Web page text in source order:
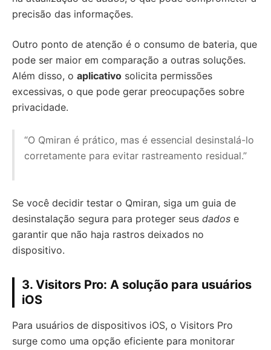
precisão das informações.
Outro ponto de atenção é o consumo de bateria, que
pode ser maior em comparação a outras soluções.
Além disso, o aplicativo solicita permissões
excessivas, o que pode gerar preocupações sobre
privacidade.
“O Qmiran é prático, mas é essencial desinstalá-lo
corretamente para evitar rastreamento residual.”
Se você decidir testar o Qmiran, siga um guia de
desinstalação segura para proteger seus dados e
garantir que não haja rastros deixados no
dispositivo.
3. Visitors Pro: A solução para usuários
iOS
Para usuários de dispositivos iOS, o Visitors Pro
surge como uma opção eficiente para monitorar